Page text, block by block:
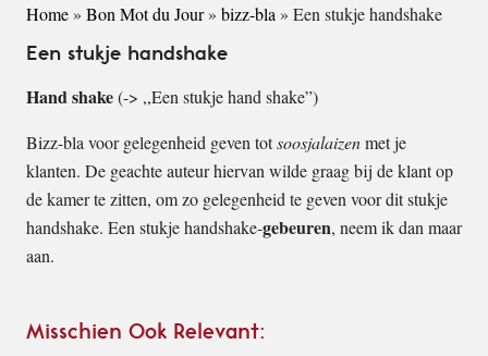
Home » Bon Mot du Jour» bizz-bla » Een stukje handshake
Een stukje handshake
Hand shake(-> ,,Een stukje hand shake”)
Bizz-bla voor gelegenheid geven totsoosjalaizenmet je
klanten. De geachte auteur hiervan wilde graag bij de klant op
de kamer te zitten, om zo gelegenheid te geven voor dit stukje
handshake. Een stukje handshake-gebeuren, neem ik dan maar
aan.
Misschien Ook Relevant: